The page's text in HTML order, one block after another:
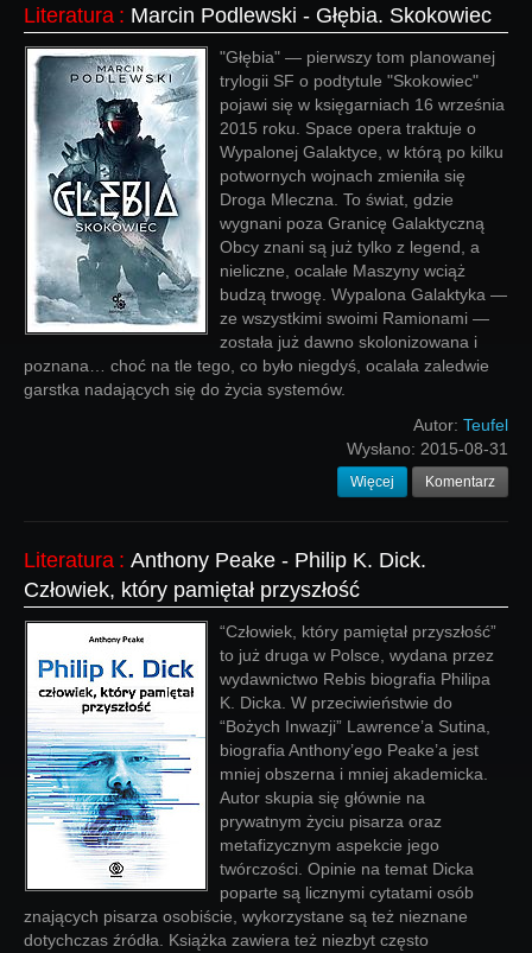
Literatura : Marcin Podlewski - Głębia. Skokowiec
"Głębia" — pierwszy tom planowanej
trylogii SF o podtytule "Skokowiec"
pojawi się w księgarniach 16 września
2015 roku. Space opera traktuje o
Wypalonej Galaktyce, w którą po kilku
potwornych wojnach zmieniła się
Droga Mleczna. To świat, gdzie
wygnani poza Granicę Galaktyczną
Obcy znani są już tylko z legend, a
nieliczne, ocalałe Maszyny wciąż
budzą trwogę. Wypalona Galaktyka —
ze wszystkimi swoimi Ramionami —
została już dawno skolonizowana i
poznana… choć na tle tego, co było niegdyś, ocalała zaledwie
garstka nadających się do życia systemów.
Autor: Teufel
Wysłano: 2015-08-31
Więcej Komentarz
Literatura : Anthony Peake - Philip K. Dick.
Człowiek, który pamiętał przyszłość
“Człowiek, który pamiętał przyszłość”
to już druga w Polsce, wydana przez
wydawnictwo Rebis biografia Philipa
K. Dicka. W przeciwieństwie do
“Bożych Inwazji” Lawrence’a Sutina,
biografia Anthony’ego Peake’a jest
mniej obszerna i mniej akademicka.
Autor skupia się głównie na
prywatnym życiu pisarza oraz
metafizycznym aspekcie jego
twórczości. Opinie na temat Dicka
poparte są licznymi cytatami osób
znających pisarza osobiście, wykorzystane są też nieznane
dotychczas źródła. Książka zawiera też niezbyt często